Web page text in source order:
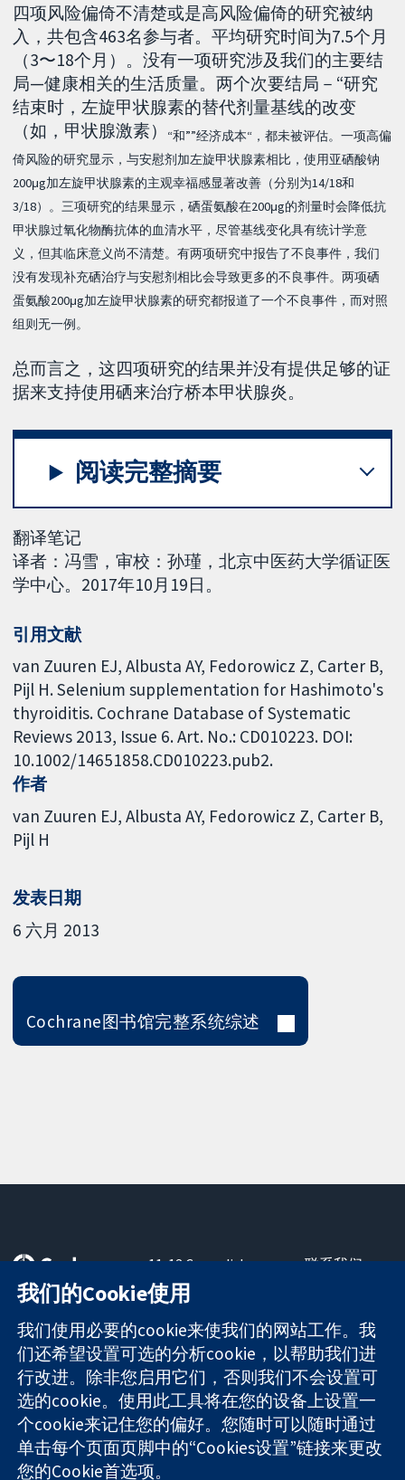
四项风险偏倚不清楚或是高风险偏倚的研究被纳
入，共包含463名参与者。平均研究时间为7.5个月
（3〜18个月）。没有一项研究涉及我们的主要结
局—健康相关的生活质量。两个次要结局－“研究
结束时，左旋甲状腺素的替代剂量基线的改变
（如，甲状腺激素）
“和””经济成本“，都未被评估。一项高偏
倚风险的研究显示，与安慰剂加左旋甲状腺素相比，使用亚硒酸钠
200μg加左旋甲状腺素的主观幸福感显著改善（分别为14/18和
3/18）。三项研究的结果显示，硒蛋氨酸在200μg的剂量时会降低抗
甲状腺过氧化物酶抗体的血清水平，尽管基线变化具有统计学意
义，但其临床意义尚不清楚。有两项研究中报告了不良事件，我们
没有发现补充硒治疗与安慰剂相比会导致更多的不良事件。两项硒
蛋氨酸200μg加左旋甲状腺素的研究都报道了一个不良事件，而对照
组则无一例。
总而言之，这四项研究的结果并没有提供足够的证
据来支持使用硒来治疗桥本甲状腺炎。
阅读完整摘要
翻译笔记
译者：冯雪，审校：孙瑾，北京中医药大学循证医
学中心。2017年10月19日。
引用文献
van Zuuren EJ, Albusta AY, Fedorowicz Z, Carter B,
Pijl H. Selenium supplementation for Hashimoto's
thyroiditis. Cochrane Database of Systematic
Reviews 2013, Issue 6. Art. No.: CD010223. DOI:
10.1002/14651858.CD010223.pub2.
作者
van Zuuren EJ Albusta AY Fedorowicz Z Carter B
Pijl H
发表日期
6 六月 2013
Cochrane图书馆完整系统综述
可信任的证据
知情决定
更完善的医疗健
康
11-13 Cavendish
Square
London
W1G 0AN
United Kingdom
联系我们
关于我们
工作机会
Cochrane
Library
The Cochrane Collaboration is a charity (no. 1045921) and a
company limited by guarantee (no. 03044323) registered in
我们的Cookie使用
我们使用必要的cookie来使我们的网站工作。我
们还希望设置可选的分析cookie，以帮助我们进
行改进。除非您启用它们，否则我们不会设置可
选的cookie。使用此工具将在您的设备上设置一
个cookie来记住您的偏好。您随时可以随时通过
单击每个页面页脚中的“Cookies设置”链接来更改
您的Cookie首选项。